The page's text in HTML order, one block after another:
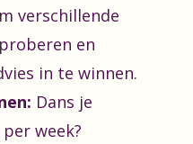
verschillende
en
in te winnen.
Dans je
week?